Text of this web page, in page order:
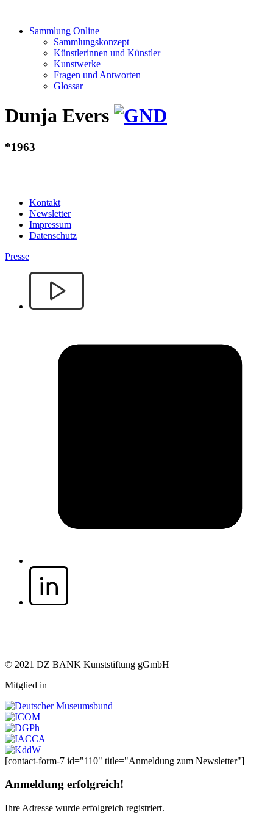
Sammlung Online
Sammlungskonzept
Künstlerinnen und Künstler
Kunstwerke
Fragen und Antworten
Glossar
Dunja Evers
*1963
Kontakt
Newsletter
Impressum
Datenschutz
Presse
© 2021 DZ BANK Kunststiftung gGmbH
Mitglied in
[contact-form-7 id="110" title="Anmeldung zum Newsletter"]
Anmeldung erfolgreich!
Ihre Adresse wurde erfolgreich registriert.